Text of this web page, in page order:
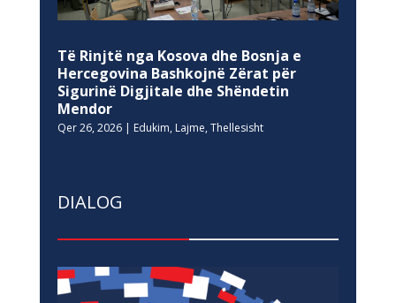
Të Rinjtë nga Kosova dhe Bosnja e
Hercegovina Bashkojnë Zërat për
Sigurinë Digjitale dhe Shëndetin
Mendor
Qer 26, 2026| Edukim, Lajme, Thellesisht
DIALOG